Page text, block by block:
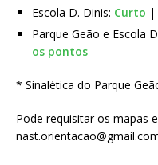
Escola D. Dinis: Curto |
Parque Geão e Escola
os pontos
* Sinalética do Parque
Pode requisitar os mapas